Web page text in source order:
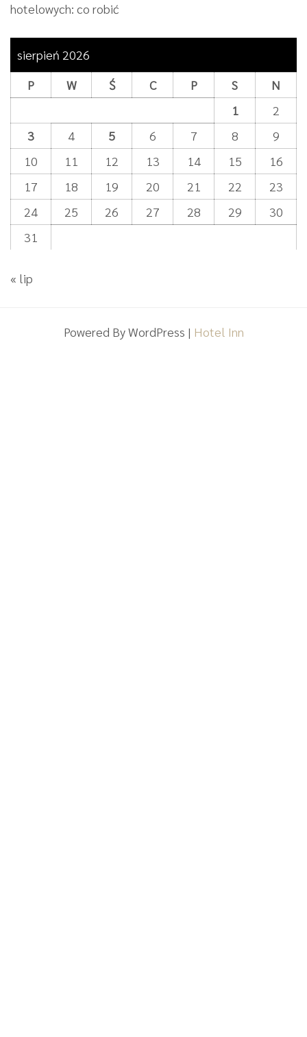
hotelowych: co robić
sierpień 2026
P
W Ś C P S
N
1
2
3
4 5 6 7 8
9
10
11 12 13 14 15
16
17
18 19 20 21 22
23
24
25 26 27 28 29
30
31
« lip
Powered By WordPress | Hotel Inn